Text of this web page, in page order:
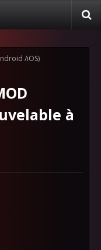
/iOS)
à